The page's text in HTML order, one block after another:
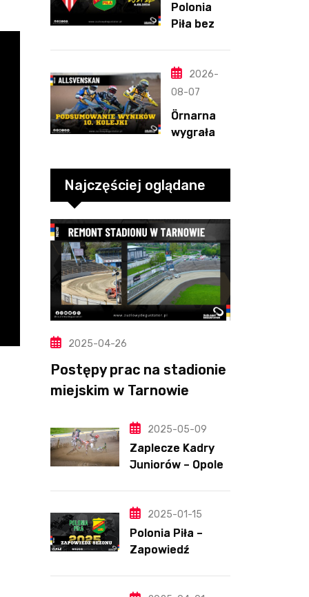
Kosmiczny
mecz
Ellisa
Polonia
Piła bez
y. „Gryfy”
z
dwunasty
m
zwycięstw
2026-
08-07
Örnarna
wygrała
zasadnicz
ą. Debiut
Tondera w
Najczęściej oglądane
2025-04-26
Postępy prac na stadionie
miejskim w Tarnowie
2025-05-09
Zaplecze Kadry
Juniorów – Opole,
2025-01-15
Polonia Piła –
Zapowiedź